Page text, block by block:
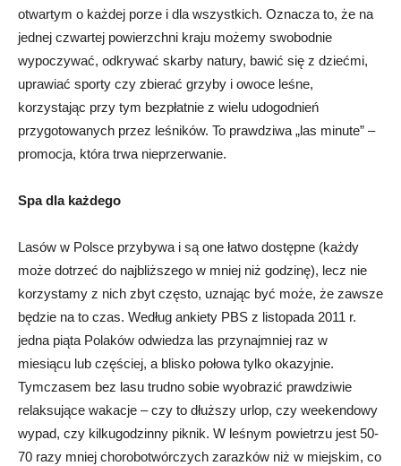
otwartym o każdej porze i dla wszystkich. Oznacza to, że na
jednej czwartej powierzchni kraju możemy swobodnie
wypoczywać, odkrywać skarby natury, bawić się z dziećmi,
uprawiać sporty czy zbierać grzyby i owoce leśne,
korzystając przy tym bezpłatnie z wielu udogodnień
przygotowanych przez leśników. To prawdziwa „las minute” –
promocja, która trwa nieprzerwanie.
Spa dla każdego
Lasów w Polsce przybywa i są one łatwo dostępne (każdy
może dotrzeć do najbliższego w mniej niż godzinę), lecz nie
korzystamy z nich zbyt często, uznając być może, że zawsze
będzie na to czas. Według ankiety PBS z listopada 2011 r.
jedna piąta Polaków odwiedza las przynajmniej raz w
miesiącu lub częściej, a blisko połowa tylko okazyjnie.
Tymczasem bez lasu trudno sobie wyobrazić prawdziwie
relaksujące wakacje – czy to dłuższy urlop, czy weekendowy
wypad, czy kilkugodzinny piknik. W leśnym powietrzu jest 50-
70 razy mniej chorobotwórczych zarazków niż w miejskim, co